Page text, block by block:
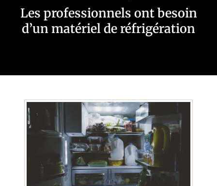
Les professionnels ont besoin
d’un matériel de réfrigération